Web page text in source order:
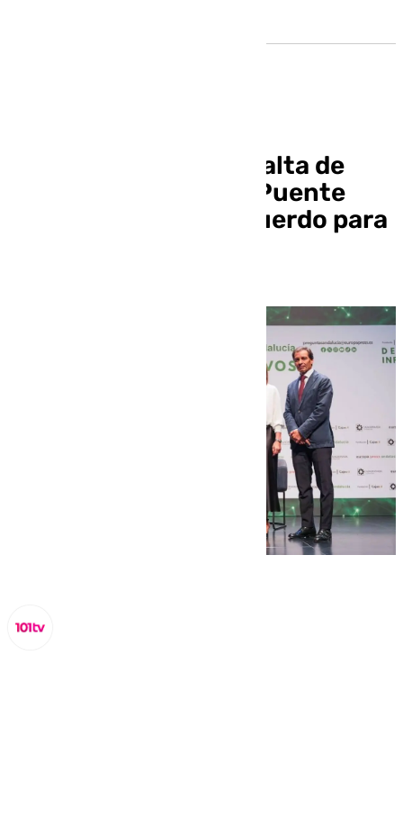
Rodríguez critica la falta de
diálogo del ministro Puente
pero confía en un acuerdo para